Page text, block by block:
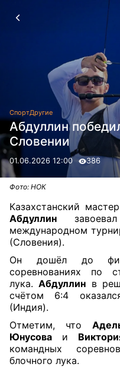
СпортДругие
Абдуллин
Словении
01.06.2026 12:00 386
Фото: НОК
Казахстанский
Абдуллин
международном
(Словения).
Он дошёл до
соревнованиях по
лука.Абдуллин в
счётом 6:4
(Индия).
Отметим, что
Юнусова и
командных
блочного лука.